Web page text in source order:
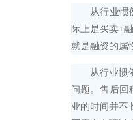
从行业惯例
际上是买卖+
就是融资的属
从行业惯例
问题。售后回
业的时间并不